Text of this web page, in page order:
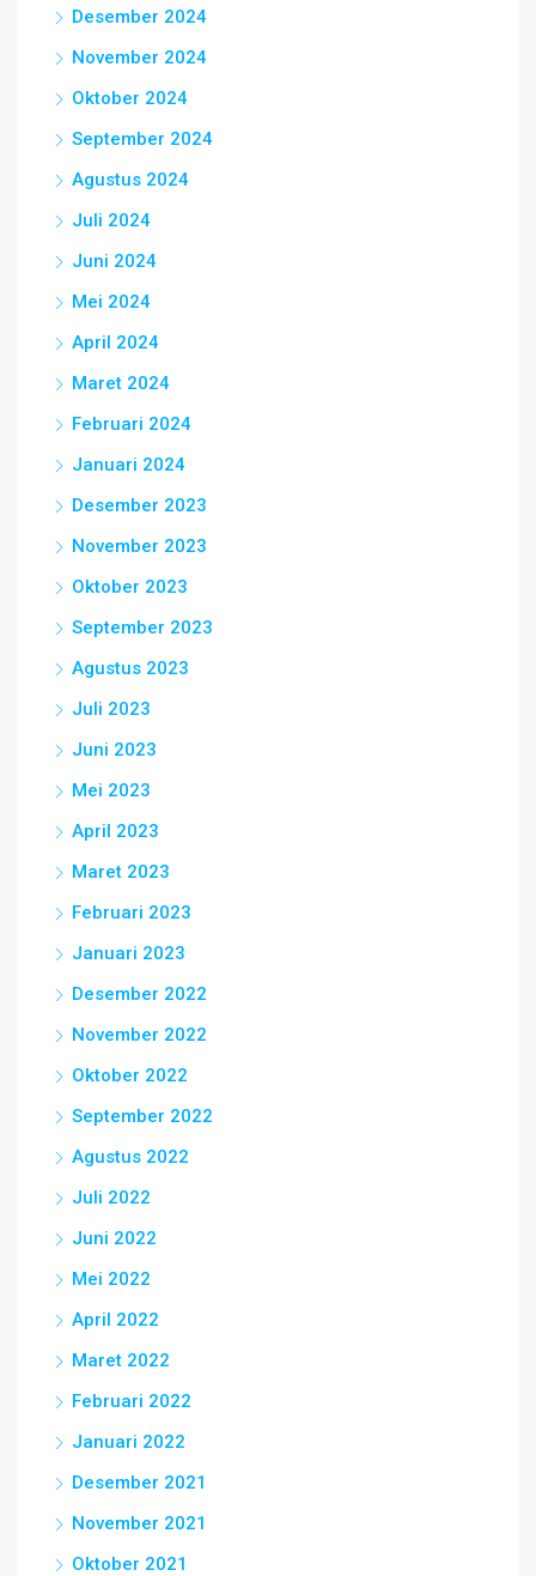
Desember 2024
November 2024
Oktober 2024
September 2024
Agustus 2024
Juli 2024
Juni 2024
Mei 2024
April 2024
Maret 2024
Februari 2024
Januari 2024
Desember 2023
November 2023
Oktober 2023
September 2023
Agustus 2023
Juli 2023
Juni 2023
Mei 2023
April 2023
Maret 2023
Februari 2023
Januari 2023
Desember 2022
November 2022
Oktober 2022
September 2022
Agustus 2022
Juli 2022
Juni 2022
Mei 2022
April 2022
Maret 2022
Februari 2022
Januari 2022
Desember 2021
November 2021
Oktober 2021